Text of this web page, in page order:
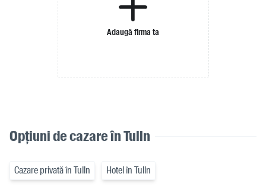
Adaugă firma ta
Opțiuni de cazare în Tulln
Cazare privată în Tulln Hotel în Tulln